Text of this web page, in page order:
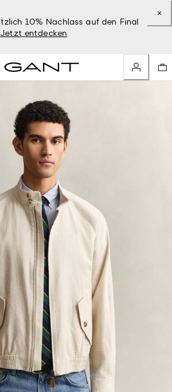
10% Nachlass auf den Final
Jetzt entdecken